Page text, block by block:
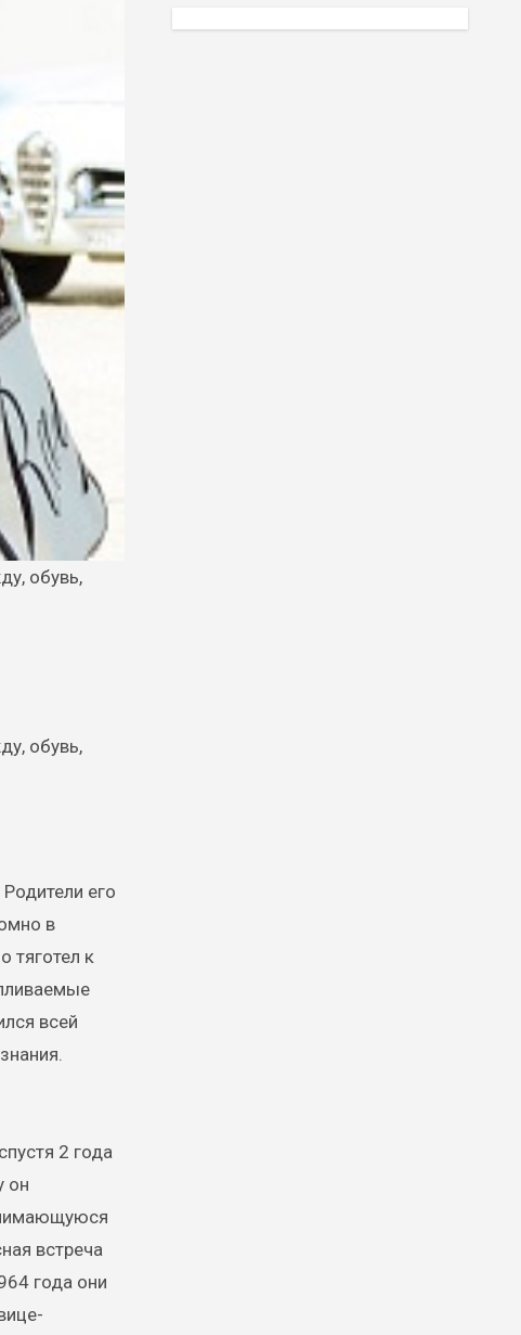
обувь,
обувь,
его
в
тяготел к
всей
2 года
он
встреча
года они